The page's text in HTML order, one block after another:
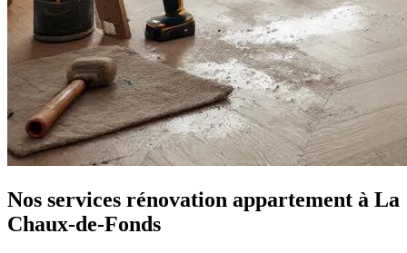
Nos services rénovation appartement à La
Chaux-de-Fonds